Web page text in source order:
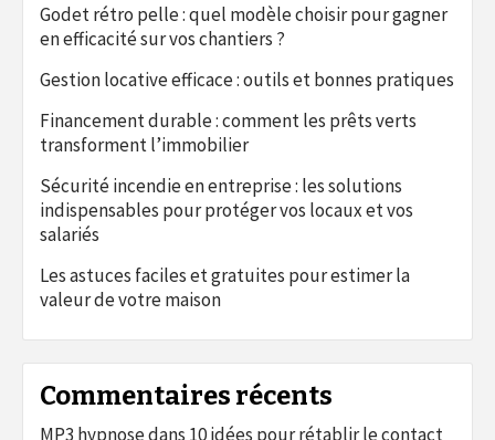
Godet rétro pelle : quel modèle choisir pour gagner
en efficacité sur vos chantiers ?
Gestion locative efficace : outils et bonnes pratiques
Financement durable : comment les prêts verts
transforment l’immobilier
Sécurité incendie en entreprise : les solutions
indispensables pour protéger vos locaux et vos
salariés
Les astuces faciles et gratuites pour estimer la
valeur de votre maison
Commentaires récents
MP3 hypnosedans 10 idées pour rétablir le contact